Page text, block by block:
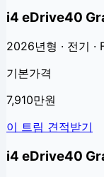
i4 eDrive40
2026년형 · 전기 ·
기본가격
7,910만원
이 트림 견적받기
i4 eDrive40